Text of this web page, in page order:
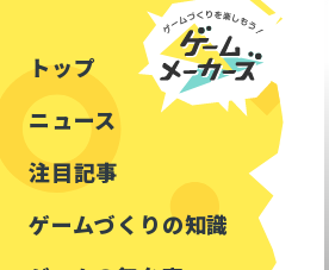
トップ
ニュース
注目記事
ゲームづくりの知識